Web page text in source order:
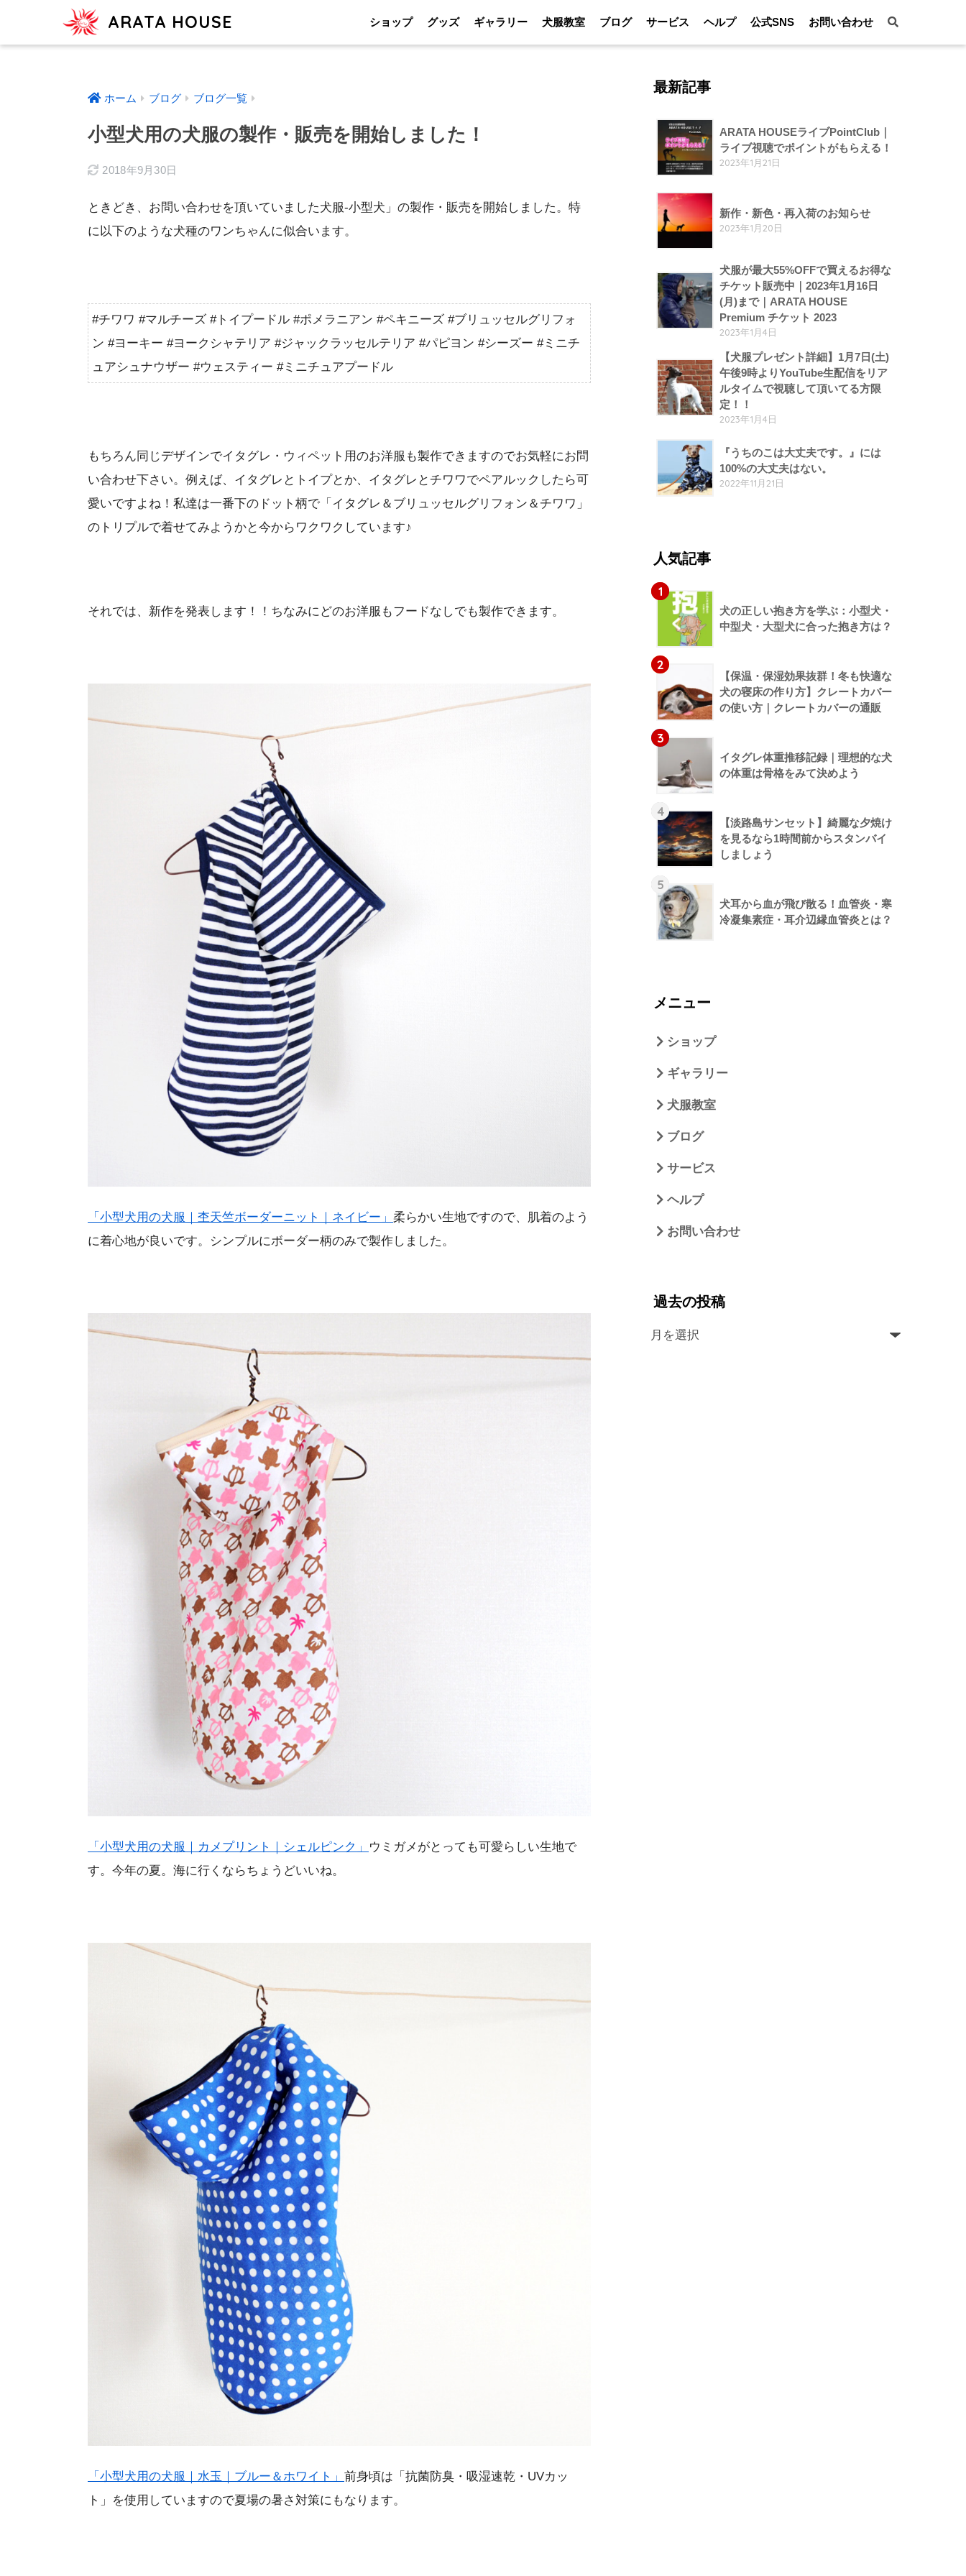
ARATA HOUSE ショップ グッズ ギャラリー 犬服教室 ブログ サービス ヘルプ 公式SNS お問い合わせ
ホーム ブログ ブログ一覧
小型犬用の犬服の製作・販売を開始しました！
2018年9月30日
ときどき、お問い合わせを頂いていました犬服-小型犬」の製作・販売を開始しました。特
に以下のような犬種のワンちゃんに似合います。
#チワワ #マルチーズ #トイプードル #ポメラニアン #ペキニーズ #ブリュッセルグリフォ
ン #ヨーキー #ヨークシャテリア #ジャックラッセルテリア #パピヨン #シーズー #ミニチ
ュアシュナウザー #ウェスティー #ミニチュアプードル
もちろん同じデザインでイタグレ・ウィペット用のお洋服も製作できますのでお気軽にお問
い合わせ下さい。例えば、イタグレとトイプとか、イタグレとチワワでペアルックしたら可
愛いですよね！私達は一番下のドット柄で「イタグレ＆ブリュッセルグリフォン＆チワワ」
のトリプルで着せてみようかと今からワクワクしています♪
それでは、新作を発表します！！ちなみにどのお洋服もフードなしでも製作できます。
「小型犬用の犬服｜杢天竺ボーダーニット｜ネイビー」 柔らかい生地ですので、肌着のよう
に着心地が良いです。シンプルにボーダー柄のみで製作しました。
「小型犬用の犬服｜カメプリント｜シェルピンク」
ウミガメがとっても可愛らしい生地で
す。今年の夏。海に行くならちょうどいいね。
「小型犬用の犬服｜水玉｜ブルー＆ホワイト」 前身頃は「抗菌防臭・吸湿速乾・UVカッ
ト」を使用していますので夏場の暑さ対策にもなります。
最新記事
ARATA HOUSEライブPointClub｜
ライブ視聴でポイントがもらえる！
2023年1月21日
新作・新色・再入荷のお知らせ
2023年1月20日
犬服が最大55%OFFで買えるお得な
チケット販売中｜2023年1月16日
(月)まで｜ARATA HOUSE
Premium チケット 2023
2023年1月4日
【犬服プレゼント詳細】1月7日(土)
午後9時よりYouTube生配信をリア
ルタイムで視聴して頂いてる方限
定！！
2023年1月4日
『うちのこは大丈夫です。』には
100%の大丈夫はない。
2022年11月21日
人気記事
1
犬の正しい抱き方を学ぶ：小型犬・
中型犬・大型犬に合った抱き方は？
2
【保温・保湿効果抜群！冬も快適な
犬の寝床の作り方】クレートカバー
の使い方｜クレートカバーの通販
3
イタグレ体重推移記録｜理想的な犬
の体重は骨格をみて決めよう
4
【淡路島サンセット】綺麗な夕焼け
を見るなら1時間前からスタンバイ
しましょう
5
犬耳から血が飛び散る！血管炎・寒
冷凝集素症・耳介辺縁血管炎とは？
メニュー
ショップ
ギャラリー
犬服教室
ブログ
サービス
ヘルプ
お問い合わせ
過去の投稿